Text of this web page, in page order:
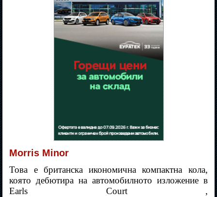
Morris Minor
Това е британска икономична компактна кола,
която дебютира на автомобилното изложение в
Earls Court ,